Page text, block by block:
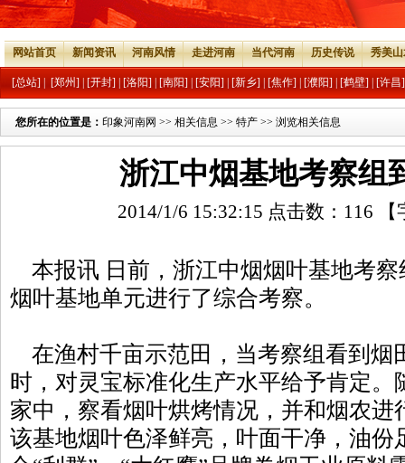
网站首页 新闻资讯 河南风情 走进河南 当代河南 历史传说 秀美
[总站] [郑州] [开封] [洛阳] [南阳] [安阳] [新乡] [焦作] [濮阳] [鹤壁] [许昌]
您所在的位置是： 印象河南网 >> 相关信息 >> 特产 >> 浏览相关信息
浙江中烟基地考察组
2014/1/6 15:32:15 点击数： 116
本报讯 日前，浙江中烟烟叶基地考
烟叶基地单元进行了综合考察。
在渔村千亩示范田，当考察组看到烟
时，对灵宝标准化生产水平给予肯定
家中，察看烟叶烘烤情况，并和烟农进
该基地烟叶色泽鲜亮，叶面干净，油份